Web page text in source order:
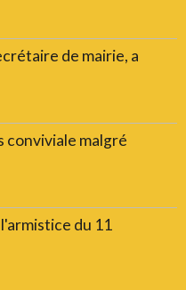
de mairie, a
conviviale malgré
du 11